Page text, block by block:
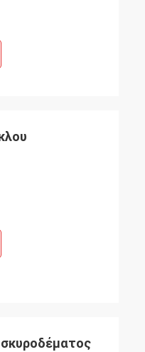
σκυροδέματος